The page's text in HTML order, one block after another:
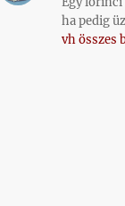
ha pedig
vh összes